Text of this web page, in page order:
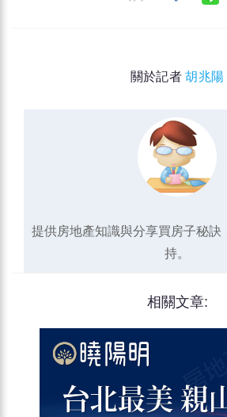
關於記者胡兆陽
提供房地產知識與分享買房子秘訣
持。
相關文章: